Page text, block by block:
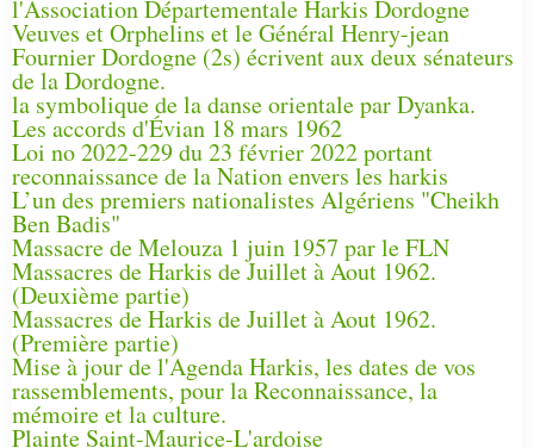
l'Association Départementale Harkis Dordogne
Veuves et Orphelins et le Général Henry-jean
Fournier Dordogne (2s) écrivent aux deux sénateurs
de la Dordogne.
la symbolique de la danse orientale par Dyanka.
Les accords d'Évian 18 mars 1962
Loi no 2022-229 du 23 février 2022 portant
reconnaissance de la Nation envers les harkis
L’un des premiers nationalistes Algériens "Cheikh
Ben Badis"
Massacre de Melouza 1 juin 1957 par le FLN
Massacres de Harkis de Juillet à Aout 1962.
(Deuxième partie)
Massacres de Harkis de Juillet à Aout 1962.
(Première partie)
Mise à jour de l'Agenda Harkis, les dates de vos
rassemblements, pour la Reconnaissance, la
mémoire et la culture.
Plainte Saint-Maurice-L'ardoise